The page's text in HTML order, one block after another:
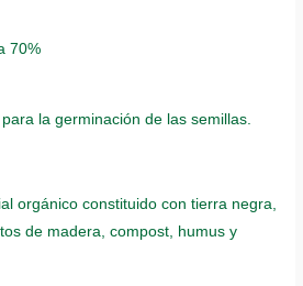
70%
la germinación de las semillas.
orgánico constituido con tierra negra,
de madera, compost, humus y